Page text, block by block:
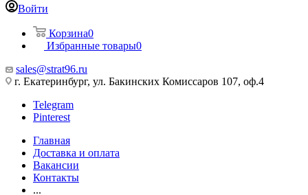
Войти
Корзина0
Избранные товары0
sales@strat96.ru
г. Екатеринбург, ул. Бакинских Комиссаров 107, оф.4
Telegram
Pinterest
Главная
Доставка и оплата
Вакансии
Контакты
...